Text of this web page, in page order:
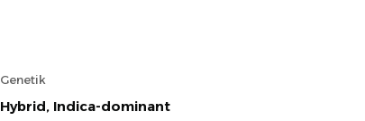
Genetik
Hybrid, Indica-dominant